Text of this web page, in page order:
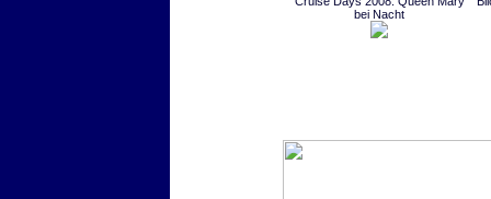
bei Nacht